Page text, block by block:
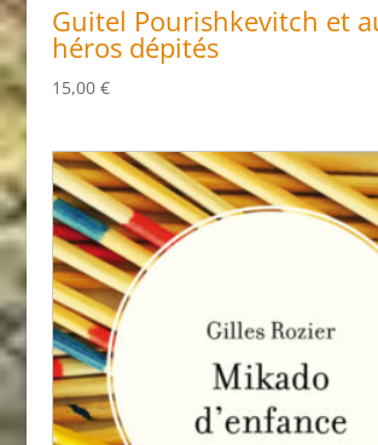
Guitel Pourishkevitch et
héros dépités
15,00 €